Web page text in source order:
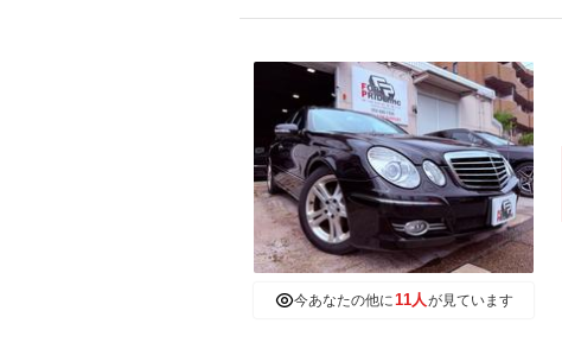
今あなたの他に11人が見ています